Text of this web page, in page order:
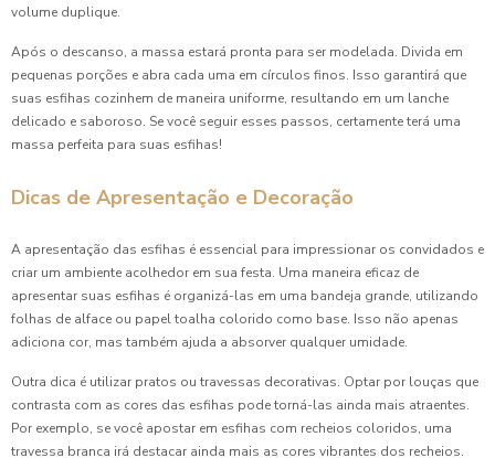
volume duplique.
Após o descanso, a massa estará pronta para ser modelada. Divida em
pequenas porções e abra cada uma em círculos finos. Isso garantirá que
suas esfihas cozinhem de maneira uniforme, resultando em um lanche
delicado e saboroso. Se você seguir esses passos, certamente terá uma
massa perfeita para suas esfihas!
Dicas de Apresentação e Decoração
A apresentação das esfihas é essencial para impressionar os convidados e
criar um ambiente acolhedor em sua festa. Uma maneira eficaz de
apresentar suas esfihas é organizá-las em uma bandeja grande, utilizando
folhas de alface ou papel toalha colorido como base. Isso não apenas
adiciona cor, mas também ajuda a absorver qualquer umidade.
Outra dica é utilizar pratos ou travessas decorativas. Optar por louças que
contrasta com as cores das esfihas pode torná-las ainda mais atraentes.
Por exemplo, se você apostar em esfihas com recheios coloridos, uma
travessa branca irá destacar ainda mais as cores vibrantes dos recheios.